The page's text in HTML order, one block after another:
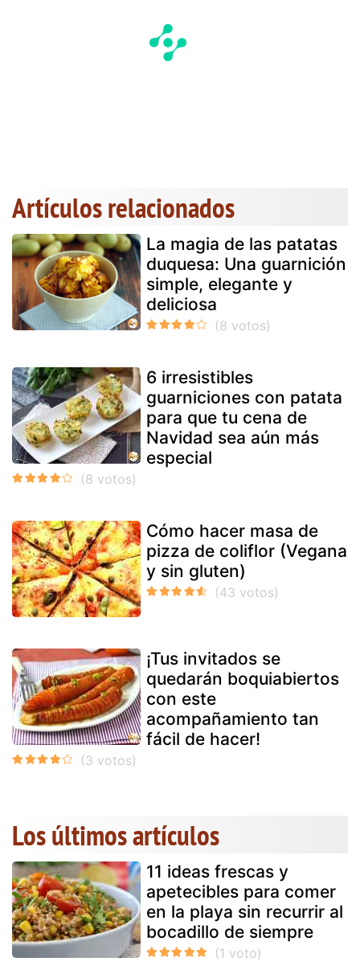
Artículos relacionados
La magia de las patatas
duquesa: Una guarnición
simple, elegante y
deliciosa
6 irresistibles
guarniciones con patata
para que tu cena de
Navidad sea aún más
especial
Cómo hacer masa de
pizza de coliflor (Vegana
y sin gluten)
¡Tus invitados se
quedarán boquiabiertos
con este
acompañamiento tan
fácil de hacer!
Los últimos artículos
11 ideas frescas y
apetecibles para comer
en la playa sin recurrir al
bocadillo de siempre